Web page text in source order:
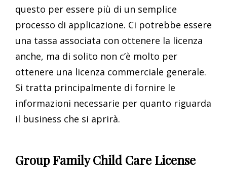
questo per essere più di un semplice
processo di applicazione. Ci potrebbe essere
una tassa associata con ottenere la licenza
anche, ma di solito non c’è molto per
ottenere una licenza commerciale generale.
Si tratta principalmente di fornire le
informazioni necessarie per quanto riguarda
il business che si aprirà.
Group Family Child Care License